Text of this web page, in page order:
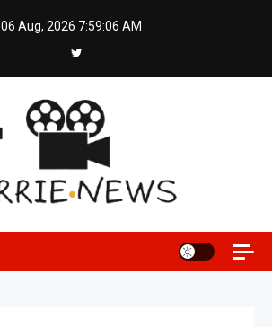
06 Aug, 2026 7:59:06 AM